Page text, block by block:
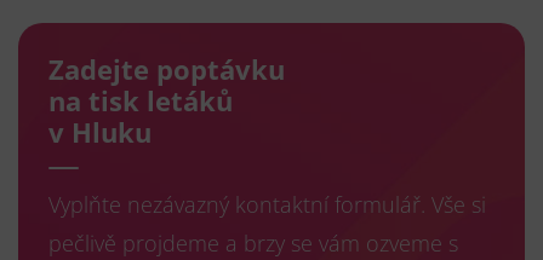
Zadejte poptávku
na tisk letáků
v Hluku
Vyplňte nezávazný kontaktní formulář. Vše si
pečlivě projdeme a brzy se vám ozveme s